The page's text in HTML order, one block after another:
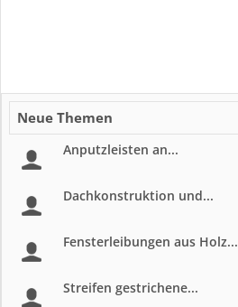
Neue Themen
Anputzleisten an...
Dachkonstruktion und...
Fensterleibungen aus Holz...
Streifen gestrichene...